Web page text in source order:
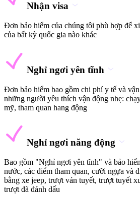
Nhận visa
Đơn bảo hiểm của chúng tôi phù hợp để
của bất kỳ quốc gia nào khác
Nghỉ ngơi yên tĩnh
Đơn bảo hiểm bao gồm chi phí y tế và
những người yêu thích vận động nhẹ:
mỹ, tham quan hang động
Nghỉ ngơi năng động
Bao gồm "Nghỉ ngơi yên tĩnh" và bảo
nước, các điểm tham quan, cưỡi ngựa và
bằng xe jeep, trượt ván tuyết, trượt tuyết
trượt đã đánh dấu